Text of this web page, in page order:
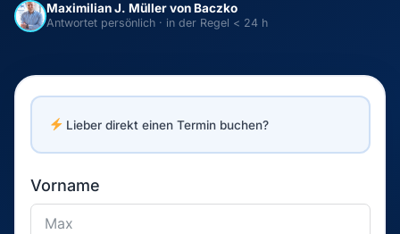
Maximilian J. Müller von Baczko
Antwortet persönlich · in der Regel < 24 h
Lieber direkt einen Termin buchen?
Vorname